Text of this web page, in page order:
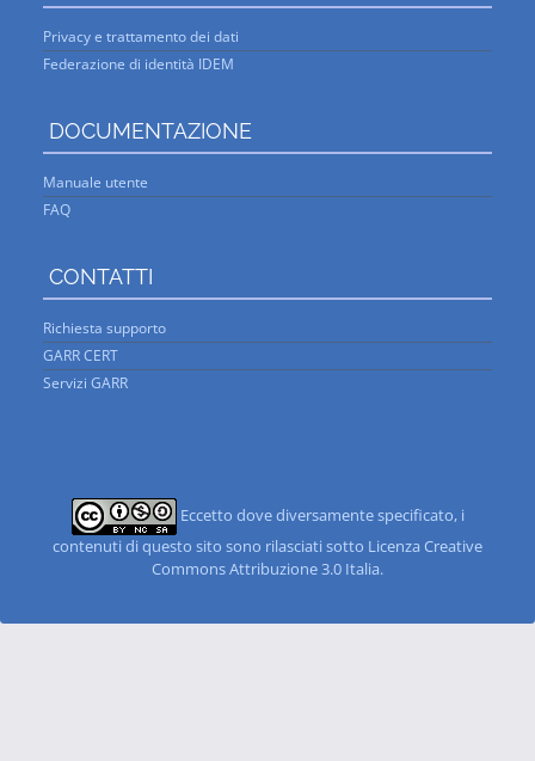
Privacy e trattamento dei dati
Federazione di identità IDEM
DOCUMENTAZIONE
Manuale utente
FAQ
CONTATTI
Richiesta supporto
GARR CERT
Servizi GARR
Eccetto dove diversamente specificato, i
contenuti di questo sito sono rilasciati sotto Licenza Creative
Commons Attribuzione 3.0 Italia.